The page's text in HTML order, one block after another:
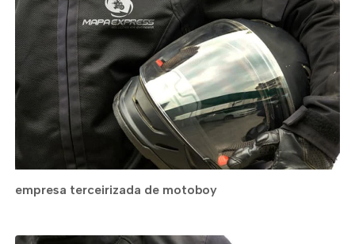
empresa terceirizada de motoboy